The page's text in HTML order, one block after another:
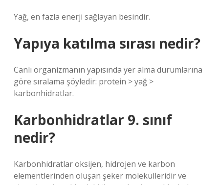
Yağ, en fazla enerji sağlayan besindir.
Yapıya katılma sırası nedir?
Canlı organizmanın yapısında yer alma durumlarına
göre sıralama şöyledir: protein > yağ >
karbonhidratlar.
Karbonhidratlar 9. sınıf
nedir?
Karbonhidratlar oksijen, hidrojen ve karbon
elementlerinden oluşan şeker molekülleridir ve